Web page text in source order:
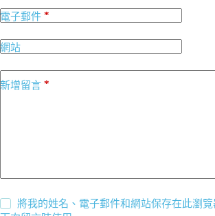
電子郵件 *
網站
新增留言 *
將我的姓名、電子郵件和網站保存在此瀏